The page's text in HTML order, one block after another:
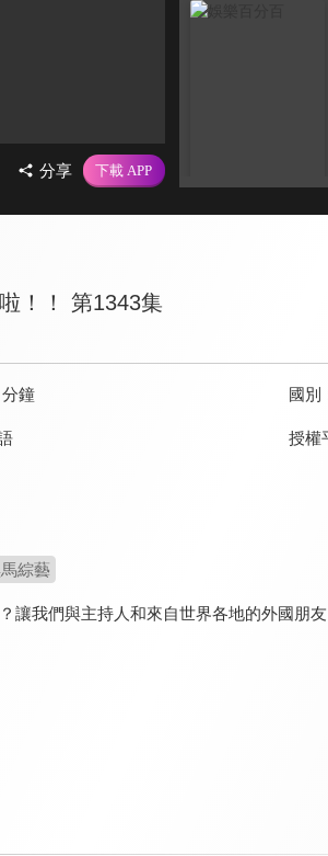
分享
！！ 第1343集
鐘 國別
授權
綜藝
讓我們與主持人和來自世界各地的外國朋